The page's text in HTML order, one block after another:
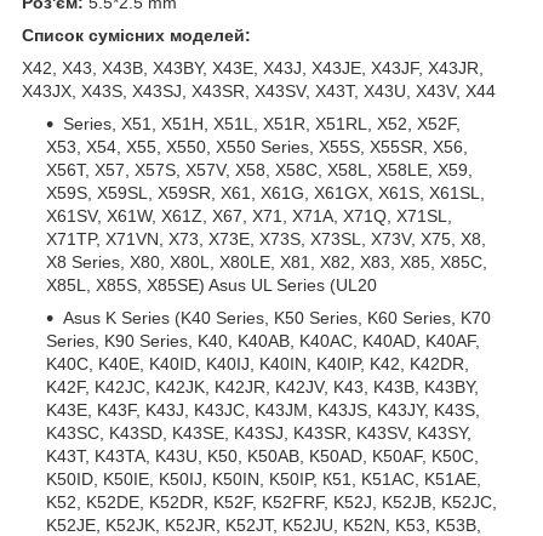
Список сумісних моделей:
X42, X43, X43B, X43BY, X43E, X43J, X43JE, X43JF, X43JR,
X43JX, X43S, X43SJ, X43SR, X43SV, X43T, X43U, X43V, X44
Series, X51, X51H, X51L, X51R, X51RL, X52, X52F,
X53, X54, X55, X550, X550 Series, X55S, X55SR, X56,
X56T, X57, X57S, X57V, X58, X58C, X58L, X58LE, X59,
X59S, X59SL, X59SR, X61, X61G, X61GX, X61S, X61SL,
X61SV, X61W, X61Z, X67, X71, X71A, X71Q, X71SL,
X71TP, X71VN, X73, X73E, X73S, X73SL, X73V, X75, X8,
X8 Series, X80, X80L, X80LE, X81, X82, X83, X85, X85C,
X85L, X85S, X85SE) Asus UL Series (UL20
Asus K Series (K40 Series, K50 Series, K60 Series, K70
Series, K90 Series, K40, K40AB, K40AC, K40AD, K40AF,
K40C, K40E, K40ID, K40IJ, K40IN, K40IP, K42, K42DR,
K42F, K42JC, K42JK, K42JR, K42JV, K43, K43B, K43BY,
K43E, K43F, K43J, K43JC, K43JM, K43JS, K43JY, K43S,
K43SC, K43SD, K43SE, K43SJ, K43SR, K43SV, K43SY,
K43T, K43TA, K43U, K50, K50AB, K50AD, K50AF, K50C,
K50ID, K50IE, K50IJ, K50IN, K50IP, К51, K51AC, K51AE,
K52, K52DE, K52DR, K52F, K52FRF, K52J, K52JB, K52JC,
K52JE, K52JK, K52JR, K52JT, K52JU, K52N, K53, K53B,